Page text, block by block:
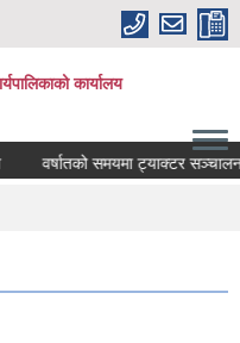
कार्यालय
वर्षातको समयमा ट्याक्टर सञ्चालन